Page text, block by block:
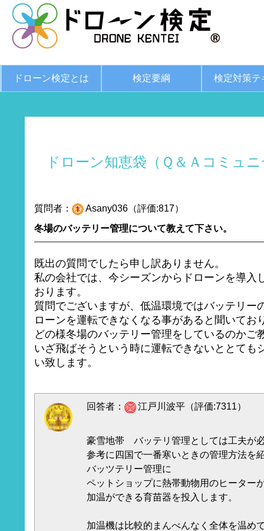
ドローン検定とは 検定要綱 検定対策テ
ドローン知恵袋（Ｑ＆Ａコミュ
質問者：
Asany036（評価:817）
冬場のバッテリー管理について教えて下さい。
既出の質問でしたら申し訳ありません。
私の会社では、今シーズンからドローンを導入
おります。
質問でございますが、低温環境ではバッテリー
ローンを運転できなくなる事があると聞いてお
どの様冬場のバッテリー管理をしているのかご
いざ飛ばそうという時に運転できないととても
い致します。
回答者： 江戸川波平（評価:7311）
豪雪地帯 バッテリ管理としては工夫が
参考に四国で一番寒いときの管理方法を
バッツテリー管理に
ペットショップに熱帯動物用のヒーター
加温ができる育苗器を投入します。
加温機は比較的まんべんなく全体を温め